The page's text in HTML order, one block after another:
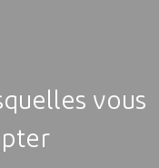
vous